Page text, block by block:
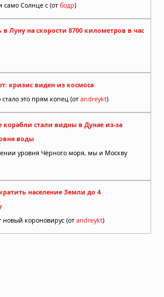
Солнце с (от бодр)
в Луну на скорости 8700 километров в час
кризис виден из космоса
это прям копец (от andreykt)
корабли стали видны в Дунае из-за
воды
уровня Чёрного моря, мы и Москву
население Земли до 4
короновирус (от andreykt)